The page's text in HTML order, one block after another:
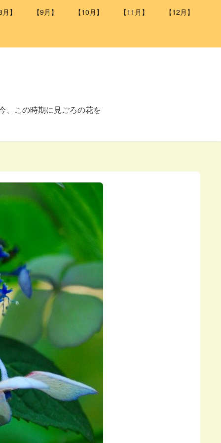
】 【9月】 【10月】 【11月】 【12月】
、この時期に見ごろの花を